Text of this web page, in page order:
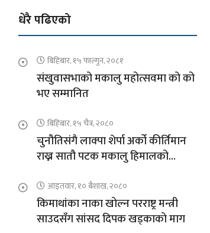
धेरै पढिएको
बिहिबार, १५ फाल्गुन, २०८१
संखुवासभाको मकालु महोत्सवमा को को
भए सम्मानित
बिहिबार, १५ चैत्र, २०८०
चुनौतिसंगै लाक्पा शेर्पा अर्को कीर्तिमान
राख्न सातौ पटक मकालु हिमालको
आइतवार, १० बैशाख, २०८०
किमाथांका नाका खोल्न परराष्ट्र मन्त्री
साउदसँग सांसद दिपक खड्काको माग